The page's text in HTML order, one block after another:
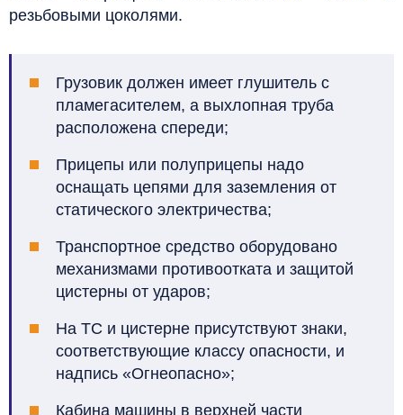
резьбовыми цоколями.
Грузовик должен имеет глушитель с
пламегасителем, а выхлопная труба
расположена спереди;
Прицепы или полуприцепы надо
оснащать цепями для заземления от
статического электричества;
Транспортное средство оборудовано
механизмами противоотката и защитой
цистерны от ударов;
На ТС и цистерне присутствуют знаки,
соответствующие классу опасности, и
надпись «Огнеопасно»;
Кабина машины в верхней части